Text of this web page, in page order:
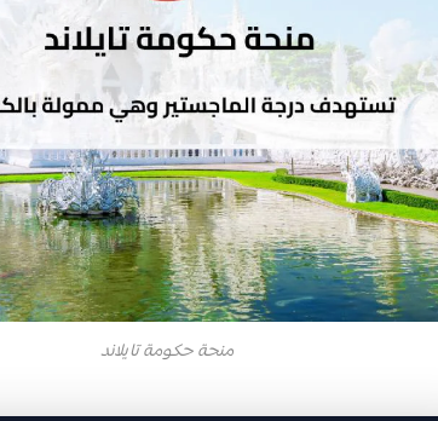
منحة حكومة تايلاند